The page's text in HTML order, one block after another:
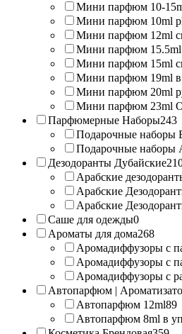
Мини парфюм 10-
Мини парфюм 10ml
Мини парфюм 12ml
Мини парфюм 15.5ml
Мини парфюм 15ml
Мини парфюм 19ml
Мини парфюм 20ml
Мини парфюм 23ml
Парфюмерные Наборы243
Подарочные наборы
Подарочные наборы
Дезодоранты Дубайские
Арабские
Арабские
Арабские
Саше для одежды0
Ароматы для дома268
Аромадиффузоры с
Аромадиффузоры с
Аромадиффузоры с
Автопарфюм |
Автопарфюм 12ml89
Автопарфюм 8ml в